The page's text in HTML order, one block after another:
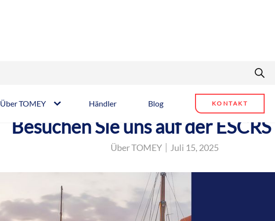
Über TOMEY Händler Blog KONTAKT
Besuchen Sie uns auf der
Über TOMEY Juli 15, 2025